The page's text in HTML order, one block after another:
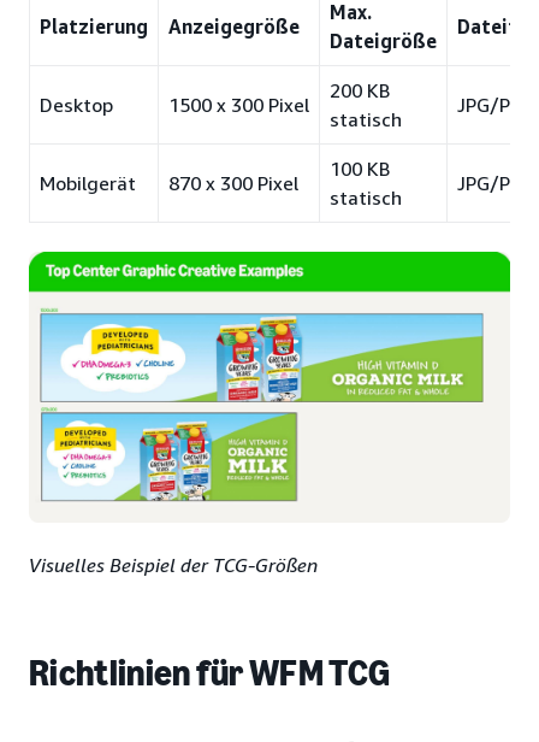
Platzierung Anzeigegröße
Max.
Dateigröße
Desktop 1500 x 300 Pixel
200 KB
statisch
JPG/
Mobilgerät 870 x 300 Pixel
100 KB
statisch
JPG/
Visuelles Beispiel der TCG-Größen
Richtlinien für WFM TCG